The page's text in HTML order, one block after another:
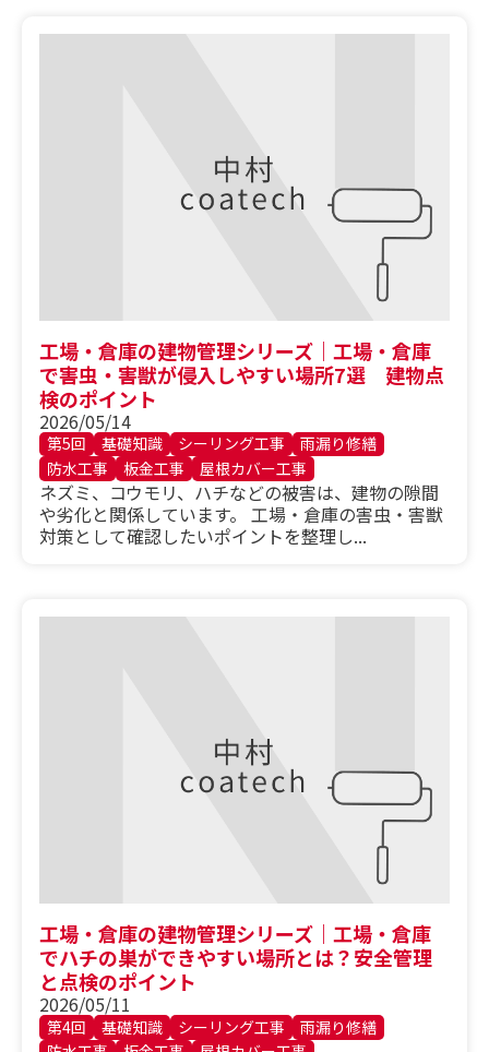
工場・倉庫の建物管理シリーズ｜工場・倉庫
で害虫・害獣が侵入しやすい場所7選 建物点
検のポイント
2026/05/14
第5回 基礎知識 シーリング工事
雨漏り修繕
防水工事
板金工事 屋根カバー工事
ネズミ、コウモリ、ハチなどの被害は、建物の隙間
や劣化と関係しています。 工場・倉庫の害虫・害獣
対策として確認したいポイントを整理し...
工場・倉庫の建物管理シリーズ｜工場・倉庫
でハチの巣ができやすい場所とは？安全管理
と点検のポイント
2026/05/11
第4回 基礎知識 シーリング工事
雨漏り修繕